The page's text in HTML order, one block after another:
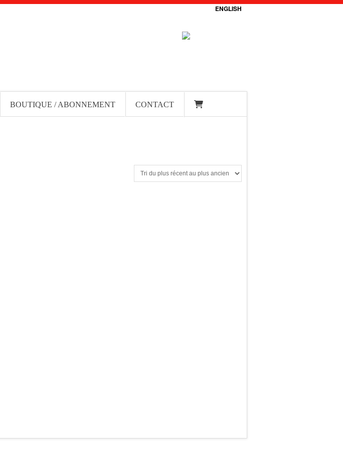
ENGLISH
BOUTIQUE / ABONNEMENT CONTACT